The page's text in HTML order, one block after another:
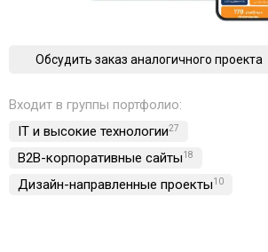
Обсудить заказ аналогичного проекта
Входит в группы портфолио:
IT и высокие технологии27
B2B-корпоративные сайты18
Дизайн-направленные проекты10